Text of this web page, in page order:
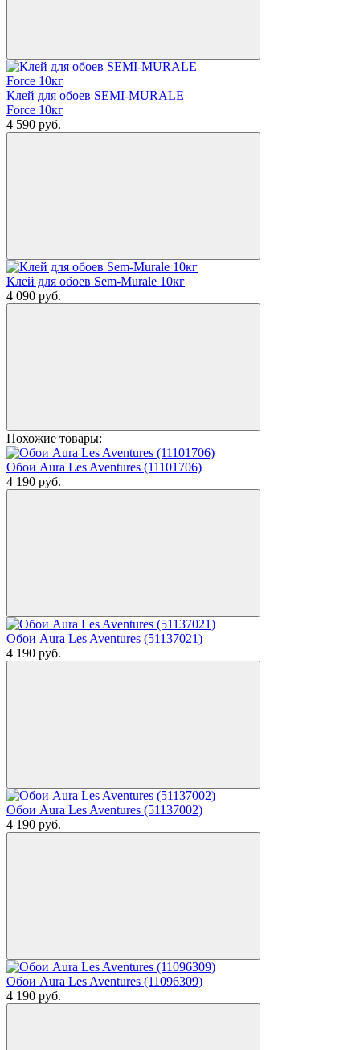
Клей для обоев SEMI-MURALE
Force 10кг
4 590 руб.
Клей для обоев Sem-Murale 10кг
4 090 руб.
Похожие товары:
Обои Aura Les Aventures (11101706)
4 190 руб.
Обои Aura Les Aventures (51137021)
4 190 руб.
Обои Aura Les Aventures (51137002)
4 190 руб.
Обои Aura Les Aventures (11096309)
4 190 руб.